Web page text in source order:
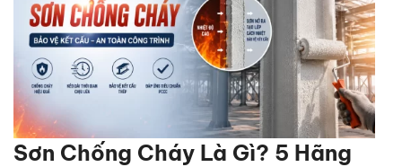
Sơn Chống Cháy Là Gì? 5 Hãng